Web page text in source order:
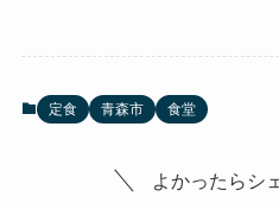
定食 青森市 食堂
よかったらシ